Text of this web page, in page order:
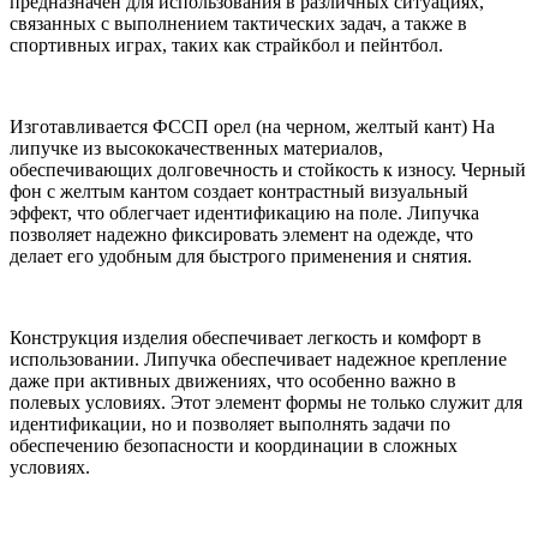
связанных с выполнением тактических задач, а также в
спортивных играх, таких как страйкбол и пейнтбол.
Изготавливается ФССП орел (на черном, желтый кант) На
липучке из высококачественных материалов,
обеспечивающих долговечность и стойкость к износу. Черный
фон с желтым кантом создает контрастный визуальный
эффект, что облегчает идентификацию на поле. Липучка
позволяет надежно фиксировать элемент на одежде, что
делает его удобным для быстрого применения и снятия.
Конструкция изделия обеспечивает легкость и комфорт в
использовании. Липучка обеспечивает надежное крепление
даже при активных движениях, что особенно важно в
полевых условиях. Этот элемент формы не только служит для
идентификации, но и позволяет выполнять задачи по
обеспечению безопасности и координации в сложных
условиях.